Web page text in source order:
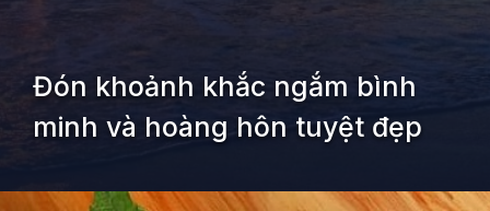
Đón khoảnh khắc ngắm bình
minh và hoàng hôn tuyệt đẹp